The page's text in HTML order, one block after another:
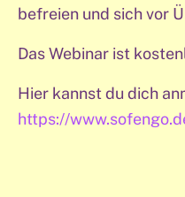
befreien und sich vor
Das Webinar ist
Hier kannst du dich
https://